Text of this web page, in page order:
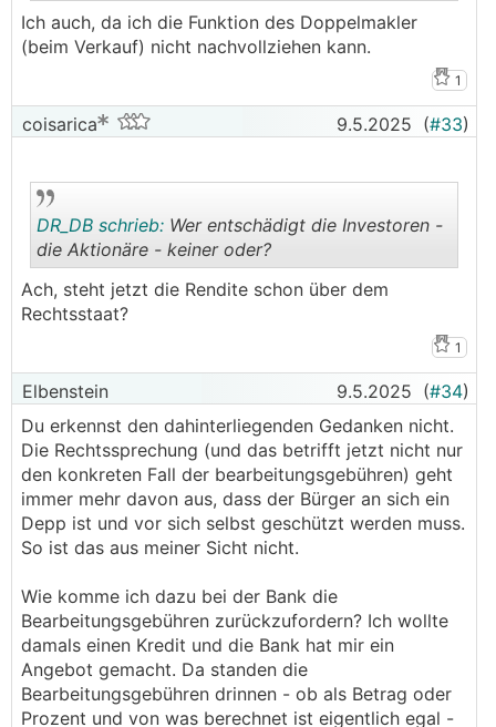
..
Ich auch, da ich die Funktion des Doppelmakler
(beim Verkauf) nicht nachvollziehen kann.
1
coisarica 9.5.2025 (#33)
DR_DB schrieb: Wer entschädigt die Investoren -
die Aktionäre - keiner oder?
Ach, steht jetzt die Rendite schon über dem
Rechtsstaat?
1
Elbenstein 9.5.2025 (#34)
Du erkennst den dahinterliegenden Gedanken nicht.
Die Rechtssprechung (und das betrifft jetzt nicht nur
den konkreten Fall der bearbeitungsgebühren) geht
immer mehr davon aus, dass der Bürger an sich ein
Depp ist und vor sich selbst geschützt werden muss.
So ist das aus meiner Sicht nicht.
Wie komme ich dazu bei der Bank die
Bearbeitungsgebühren zurückzufordern? Ich wollte
damals einen Kredit und die Bank hat mir ein
Angebot gemacht. Da standen die
Bearbeitungsgebühren drinnen - ob als Betrag oder
Prozent und von was berechnet ist eigentlich egal -